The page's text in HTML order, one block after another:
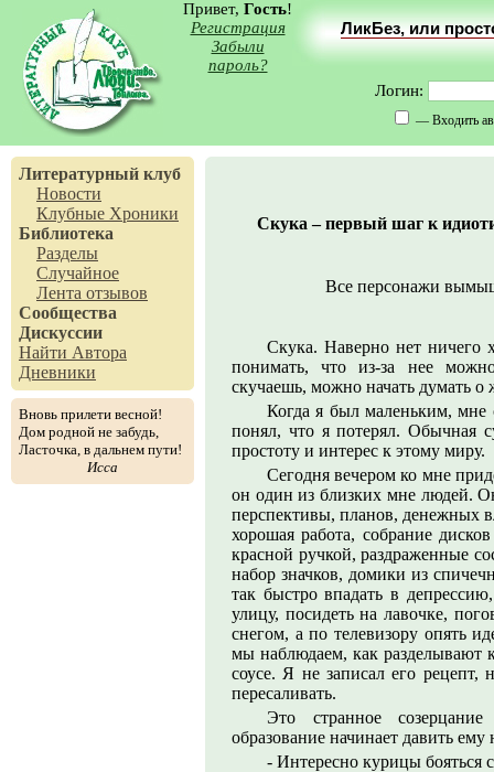
Привет, Гость!
Регистрация
Забыли
пароль?
ЛикБез, или
Логин:
— Входить
Литературный клуб
Новости
Клубные Хроники
Библиотека
Разделы
Случайное
Лента отзывов
Сообщества
Дискуссии
Найти Автора
Дневники
Вновь прилети весной!
Дом родной не забудь,
Ласточка, в дальнем пути!
Исса
Скука – первый шаг к
Все персонажи
Скука. Наверно нет ничего
понимать, что из-за нее
скучаешь, можно начать думать о
Когда я был маленьким, мне
понял, что я потерял. Обычная
простоту и интерес к этому миру.
Сегодня вечером ко мне
он один из близких мне людей.
перспективы, планов, денежных
хорошая работа, собрание
красной ручкой, раздраженные
набор значков, домики из
так быстро впадать в
улицу, посидеть на лавочке,
снегом, а по телевизору опять
мы наблюдаем, как разделывают
соусе. Я не записал его рецепт,
пересаливать.
Это странное
образование начинает давить
- Интересно курицы бояться